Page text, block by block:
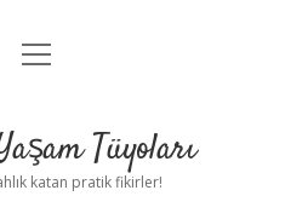
Anasayfa
Uyarı
menüyü
Tüyoları
katan pratik fikirler!